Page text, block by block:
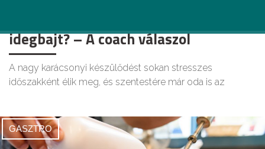
idegbajt? – A coach válaszol
A nagy karácsonyi készülődést sokan stresszes
időszakként élik meg, és szentestére már oda is az
GASZTRO